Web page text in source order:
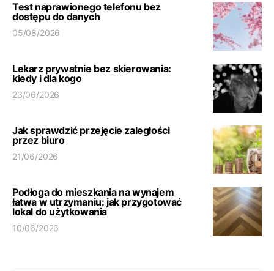
Test naprawionego telefonu bez
dostępu do danych
05/08/2026
Lekarz prywatnie bez skierowania:
kiedy i dla kogo
23/06/2026
Jak sprawdzić przejęcie zaległości
przez biuro
21/06/2026
Podłoga do mieszkania na wynajem
łatwa w utrzymaniu: jak przygotować
lokal do użytkowania
10/06/2026